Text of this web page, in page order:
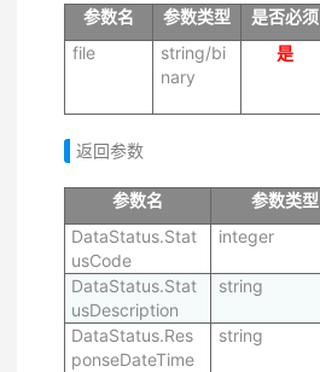
参数名 参数类型 是否必须
file
string/bi
nary
是
返回参数
参数名 参数类型
DataStatus.Stat
usCode
integer
DataStatus.Stat
usDescription
string
DataStatus.Res
ponseDateTime
string